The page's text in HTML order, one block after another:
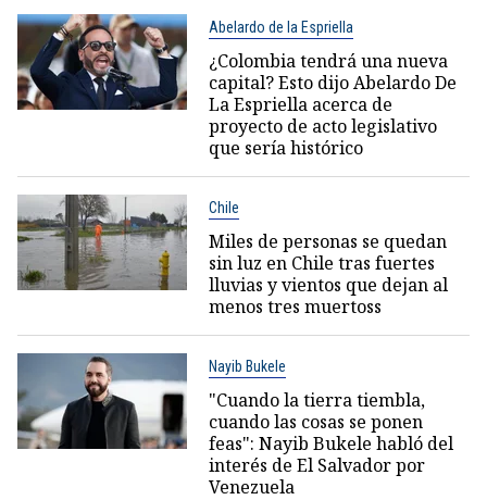
Abelardo de la Espriella
¿Colombia tendrá una nueva
capital? Esto dijo Abelardo De
La Espriella acerca de
proyecto de acto legislativo
que sería histórico
Chile
Miles de personas se quedan
sin luz en Chile tras fuertes
lluvias y vientos que dejan al
menos tres muertoss
Nayib Bukele
"Cuando la tierra tiembla,
cuando las cosas se ponen
feas": Nayib Bukele habló del
interés de El Salvador por
Venezuela